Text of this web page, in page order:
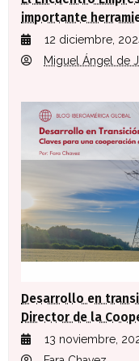
importante
12 diciembre,
Miguel Ángel de
Desarrollo en
Director de la
13 noviembre,